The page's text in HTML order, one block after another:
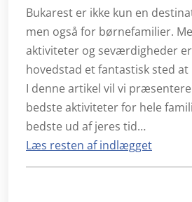
Bukarest er ikke kun en
men også for børnefamilier.
aktiviteter og seværdigheder
hovedstad et fantastisk sted
I denne artikel vil vi
bedste aktiviteter for hele
bedste ud af jeres tid…
Læs resten af indlægget